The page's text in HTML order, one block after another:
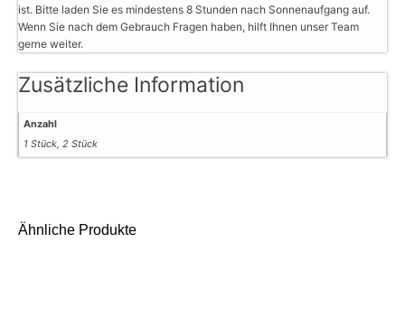
Ähnliche Produkte
ist. Bitte laden Sie es mindestens 8 Stunden nach Sonnenaufgang auf.
Wenn Sie nach dem Gebrauch Fragen haben, hilft Ihnen unser Team
gerne weiter.
Zusätzliche Information
Anzahl
1 Stück, 2 Stück